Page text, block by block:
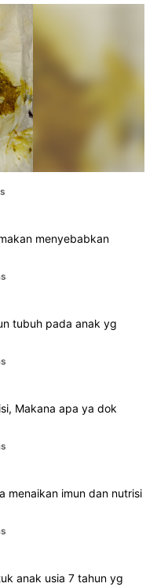
menyebabkan
tubuh pada anak yg
Makana apa ya dok
menaikan imun dan nutrisi
anak usia 7 tahun yg